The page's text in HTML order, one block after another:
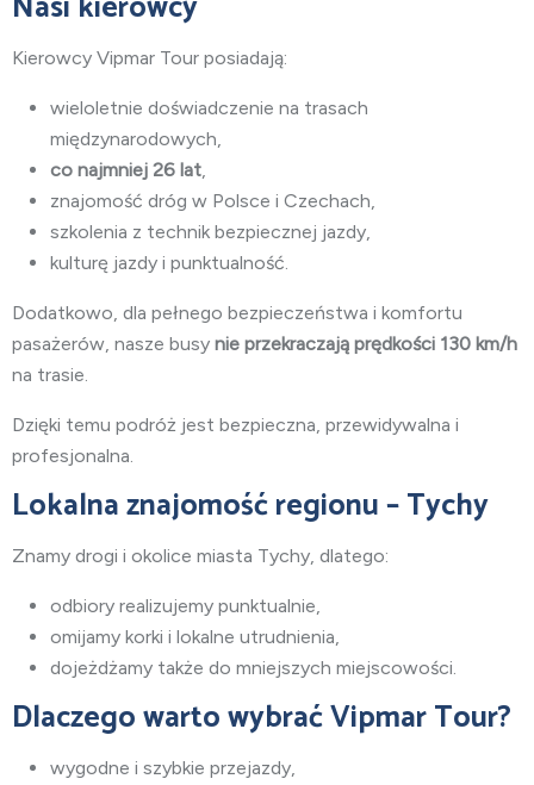
Kierowcy Vipmar Tour posiadają:
wieloletnie doświadczenie na trasach
międzynarodowych,
co najmniej 26 lat
znajomość dróg w Polsce i Czechach,
szkolenia z technik bezpiecznej jazdy,
kulturę jazdy i punktualność.
Dodatkowo, dla pełnego bezpieczeństwa i komfortu
pasażerów, nasze busy nie przekraczają prędkości 130 km/h
na trasie.
Dzięki temu podróż jest bezpieczna, przewidywalna i
profesjonalna.
Lokalna znajomość regionu – Tychy
Znamy drogi i okolice miasta Tychy , dlatego:
odbiory realizujemy punktualnie,
omijamy korki i lokalne utrudnienia,
dojeżdżamy także do mniejszych miejscowości.
Dlaczego warto wybrać Vipmar Tour?
wygodne i szybkie przejazdy,